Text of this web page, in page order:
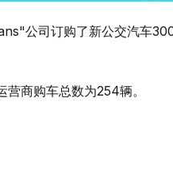
公司订购了新公交汽车
商购车总数为254辆。